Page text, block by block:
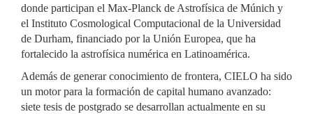
donde participan el Max-Planck de Astrofísica de Múnich y
el Instituto Cosmological Computacional de la Universidad
de Durham, financiado por la Unión Europea, que ha
fortalecido la astrofísica numérica en Latinoamérica.
Además de generar conocimiento de frontera, CIELO ha sido
un motor para la formación de capital humano avanzado:
siete tesis de postgrado se desarrollan actualmente en su